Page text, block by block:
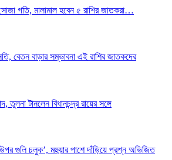
গতি, মালামাল হবেন ৫ রাশির জাতকরা…
বেতন বাড়ার সম্ভাবনা এই রাশির জাতকদের
টানলেন বিধানচন্দ্র রায়ের সঙ্গে
উপর গুলি চলুক’, মহুয়ার পাশে দাঁড়িয়ে প্রশ্ন অভিজিত